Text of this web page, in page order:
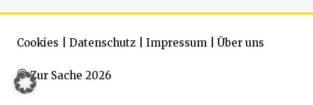
© Zur Sache 2026
Cookies Datenschutz Impressum Über uns